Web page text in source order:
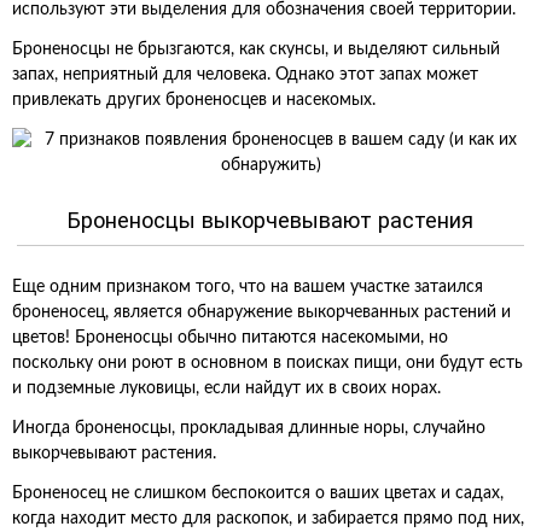
используют эти выделения для обозначения своей территории.
Броненосцы не брызгаются, как скунсы, и выделяют сильный
запах, неприятный для человека. Однако этот запах может
привлекать других броненосцев и насекомых.
Броненосцы выкорчевывают растения
Еще одним признаком того, что на вашем участке затаился
броненосец, является обнаружение выкорчеванных растений и
цветов! Броненосцы обычно питаются насекомыми, но
поскольку они роют в основном в поисках пищи, они будут есть
и подземные луковицы, если найдут их в своих норах.
Иногда броненосцы, прокладывая длинные норы, случайно
выкорчевывают растения.
Броненосец не слишком беспокоится о ваших цветах и садах,
когда находит место для раскопок, и забирается прямо под них,